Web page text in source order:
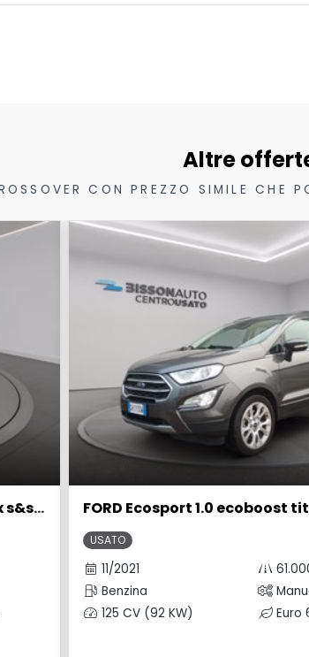
Altre
CON PREZZO SIMILE CHE
CITROEN C3 aircross 1.2 puretech max s&s 130cv eat6
USATO
11/2021
Benzina
125 CV (92 KW)
Euro